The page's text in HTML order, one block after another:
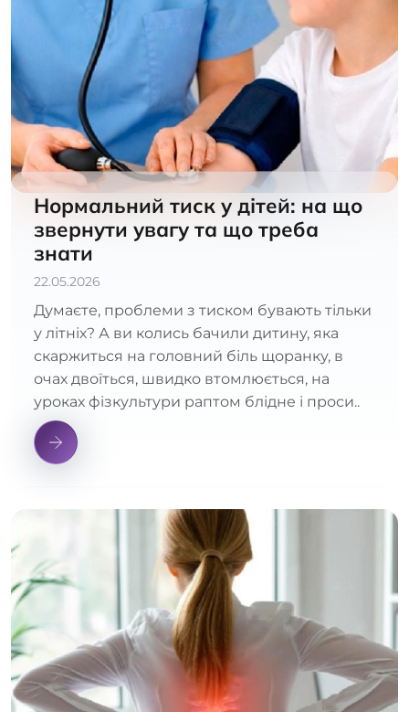
Нормальний тиск у дітей: на що
звернути увагу та що треба
знати
22.05.2026
Думаєте, проблеми з тиском бувають тільки
у літніх? А ви колись бачили дитину, яка
скаржиться на головний біль щоранку, в
очах двоїться, швидко втомлюється, на
уроках фізкультури раптом блідне і проси..